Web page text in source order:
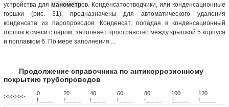
устройства для манометров. Конденсатоотводчики, или конденсационные
горшки (рис. 31), предназначены для автоматического удаления
конденсата из паропроводов. Конденсат, попадая в конденсационный
горшок в смеси с паром, заполняет пространство между крышкой 5 корпуса
и поплавком 6. По мере заполнения ...
Продолжение справочника по антикоррозионному
покрытию трубопроводов
>>>>>> 0
!...................
20
!...................
40
!...................
60
!...................
80
!...................
100
!...................
120
!...................